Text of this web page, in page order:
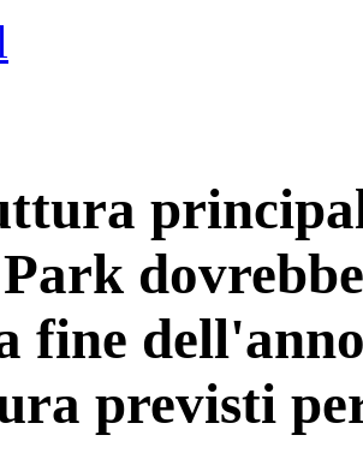
fine
previsti